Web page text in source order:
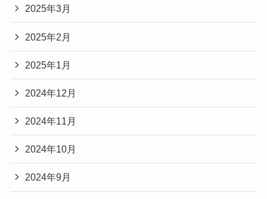
2025年3月
2025年2月
2025年1月
2024年12月
2024年11月
2024年10月
2024年9月